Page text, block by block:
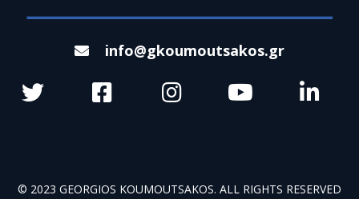
info@gkoumoutsakos.gr
© 2023 GEORGIOS KOUMOUTSAKOS. ALL RIGHTS RESERVED